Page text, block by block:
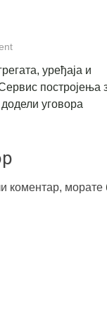
уређаја и
постројења
уговора
коментар, морате